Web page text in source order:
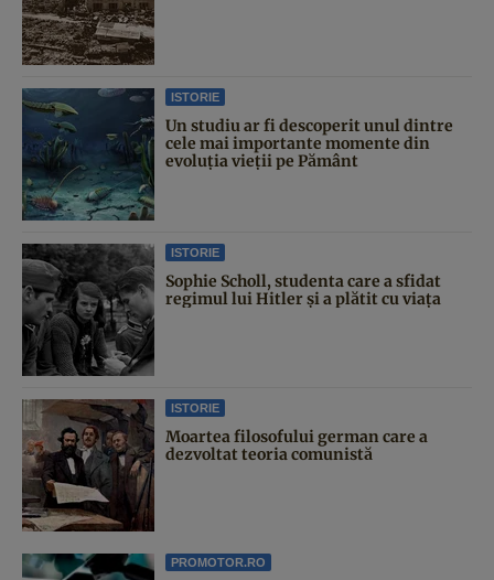
ISTORIE
Un studiu ar fi descoperit unul dintre
cele mai importante momente din
evoluția vieții pe Pământ
ISTORIE
Sophie Scholl, studenta care a sfidat
regimul lui Hitler și a plătit cu viața
ISTORIE
Moartea filosofului german care a
dezvoltat teoria comunistă
PROMOTOR.RO